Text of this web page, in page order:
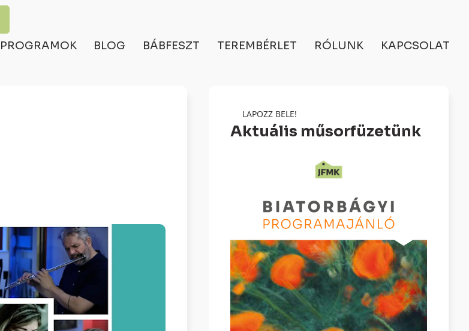
PROGRAMOK BLOG BÁBFESZT TEREMBÉRLET RÓLUNK KAPCSOLAT
LAPOZZ BELE!
Aktuális műsorfüzetünk